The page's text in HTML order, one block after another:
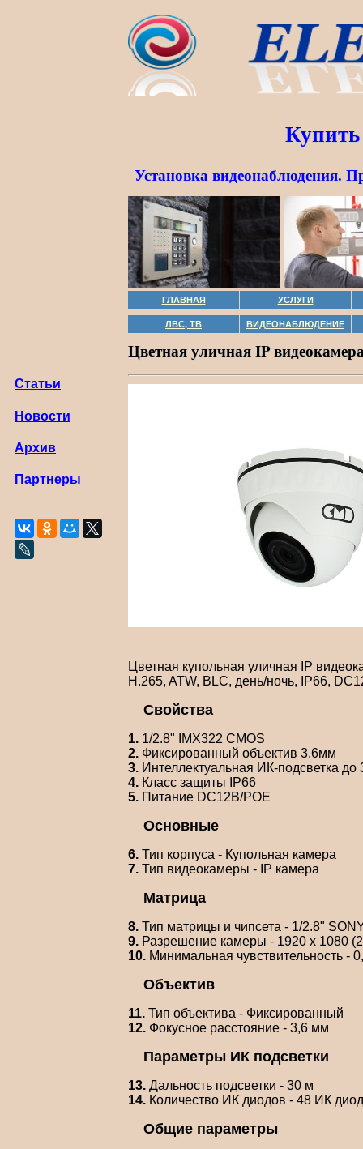
Установка видеонаблюдения.
ГЛАВНАЯ УСЛУГИ
ЛВС, ТВ ВИДЕОНАБЛЮДЕНИЕ
Статьи
Новости
Архив
Партнеры
Цветная уличная IP
Цветная купольная уличная IP
H.265, ATW, BLC, день/ночь, IP66,
Свойства
1. 1/2.8" IMX322 CMOS
2. Фиксированный объектив 3.6мм
3. Интеллектуальная ИК-подсветка до
4. Класс защиты IP66
5. Питание DC12В/POE
Основные
6. Тип корпуса - Купольная камера
7. Тип видеокамеры - IP камера
Матрица
8. Тип матрицы и чипсета - 1/2.8"
9. Разрешение камеры - 1920 x 1080
10. Минимальная чувствительность -
Объектив
11. Тип объектива - Фиксированный
12. Фокусное расстояние - 3,6 мм
Параметры ИК подсветки
13. Дальность подсветки - 30 м
14. Количество ИК диодов - 48 ИК
Общие параметры